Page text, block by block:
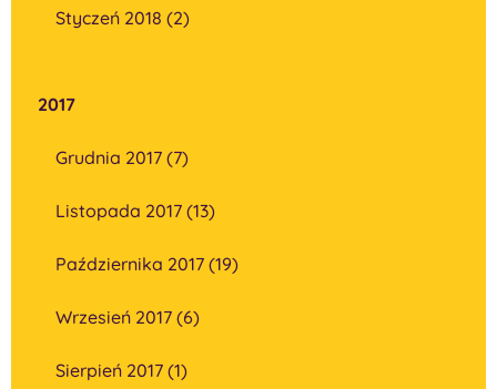
Styczeń 2018 (2)
2017
Grudnia 2017 (7)
Listopada 2017 (13)
Października 2017 (19)
Wrzesień 2017 (6)
Sierpień 2017 (1)